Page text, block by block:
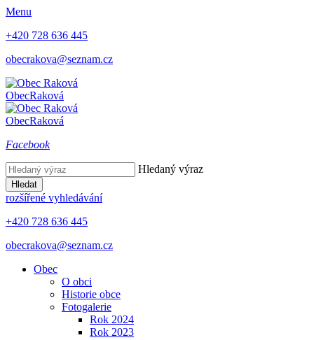
Menu
+420 728 636 445
obecrakova@seznam.cz
ObecRaková
ObecRaková
Facebook
Hledaný výraz
Hledat
rozšířené vyhledávání
+420 728 636 445
obecrakova@seznam.cz
Obec
O obci
Historie obce
Fotogalerie
Rok 2024
Rok 2023